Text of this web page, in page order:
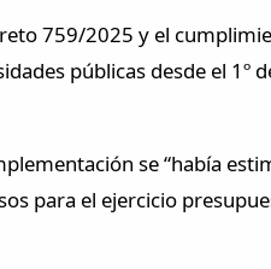
759/2025 y el
públicas desde el 1º
se “había
para el ejercicio